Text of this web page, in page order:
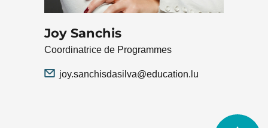
Joy Sanchis
Coordinatrice de Programmes
joy.sanchisdasilva@education.lu